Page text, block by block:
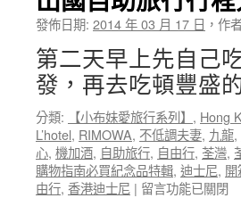
發佈日期: 2014 年 03 月 17 日 ， 作
第二天早上先自己
發，再去吃頓豐盛
分類: 【小布妹愛旅行系列】 , Hong
L’hotel, RIMOWA, 不低調夫妻, 九龍,
心, 機加酒, 自助旅行, 自由行, 荃灣,
購物指南必買紀念品特輯, 迪士尼,
由行, 香港迪士尼 | 在
留言功能已關閉